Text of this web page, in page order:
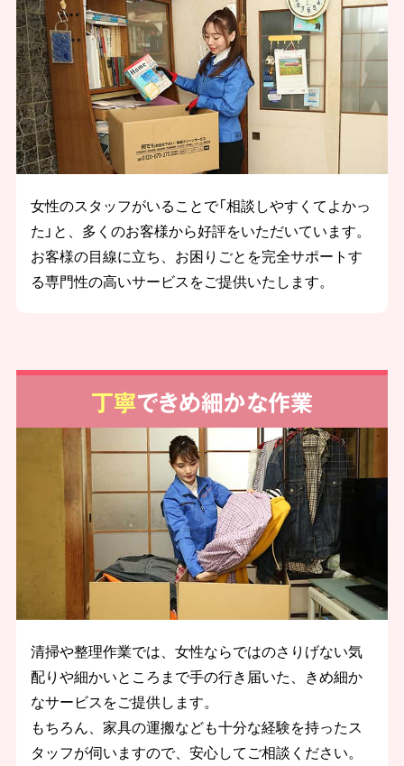
女性のスタッフがいることで「相談しやすくてよかっ
た」と、多くのお客様から好評をいただいています。
お客様の目線に立ち、お困りごとを完全サポートす
る専門性の高いサービスをご提供いたします。
丁寧できめ細かな作業
清掃や整理作業では、女性ならではのさりげない気
配りや細かいところまで手の行き届いた、きめ細か
なサービスをご提供します。
もちろん、家具の運搬なども十分な経験を持ったス
タッフが伺いますので、安心してご相談ください。